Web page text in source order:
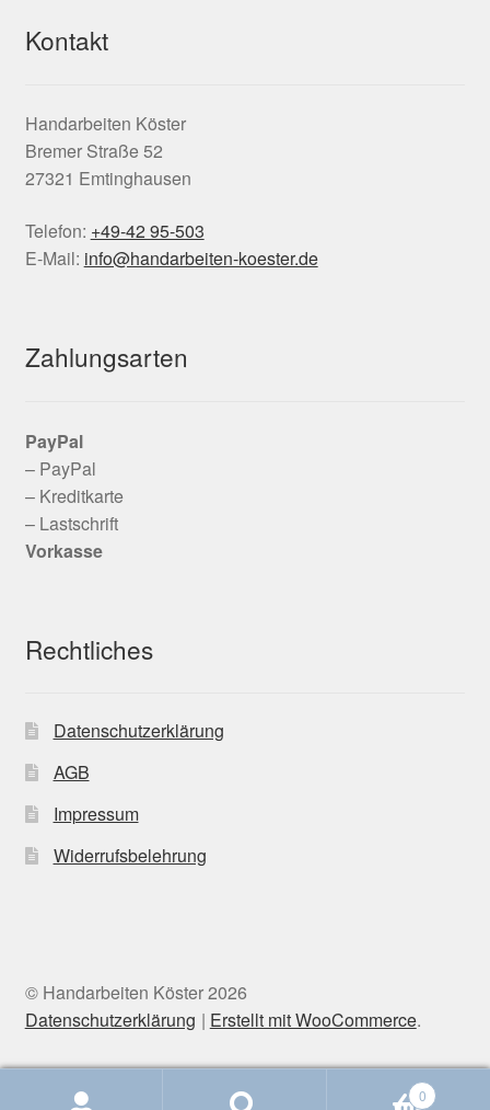
Kontakt
Handarbeiten Köster
Bremer Straße 52
27321 Emtinghausen
Telefon: +49-42 95-503
E-Mail: info@handarbeiten-koester.de
Zahlungsarten
PayPal
– PayPal
– Kreditkarte
– Lastschrift
Vorkasse
Rechtliches
Datenschutzerklärung
AGB
Impressum
Widerrufsbelehrung
© Handarbeiten Köster 2026
Datenschutzerklärung
Erstellt mit WooCommerce.
0